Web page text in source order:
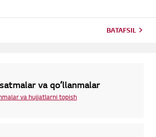
BATAFSIL
va qoʻllanmalar
va hujjatlarni topish